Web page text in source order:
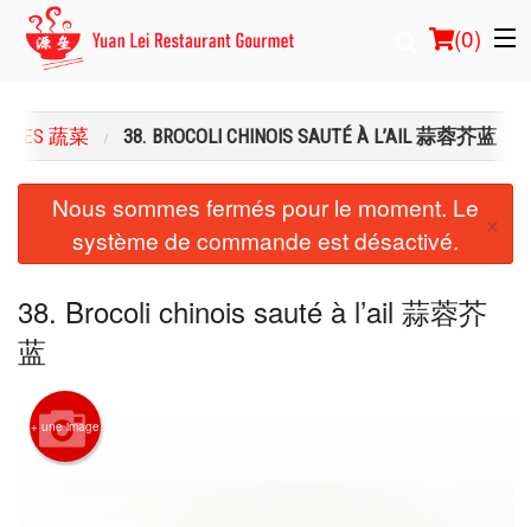
(0)
Commander en ligne
Emplacement
Connection
Inscription
Panier (0)
蔬菜 38. BROCOLI CHINOIS SAUTÉ À L’AIL 蒜蓉芥蓝
Nous sommes fermés pour le moment. Le
système de commande est désactivé.
×
38. Brocoli chinois sauté à l’ail 蒜蓉芥
蓝
+ une image